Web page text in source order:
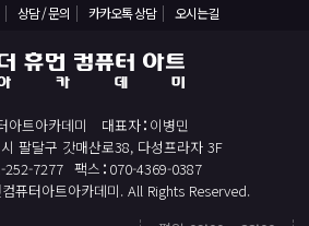
상담 / 문의 카카오톡 상담 오시는길
아트아카데미 대표자 이병민
팔달구 갓매산로38, 다성프라자 3F
252-7277 팩스 070-4369-0387
퓨터아트아카데미. All Rights Reserved.
증 취득과정
1급)
득과정
득과정